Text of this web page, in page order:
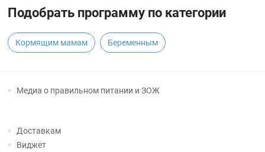
Подобрать программу по категории
Кормящим мамам Беременным
Медиа о правильном питании и ЗОЖ
Доставкам
Виджет